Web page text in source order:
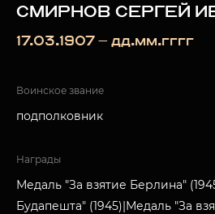
СМИРНОВ СЕРГЕЙ
17.03.1907 — дд.мм.гггг
Воинское звание
подполковник
Награды
Медаль "За взятие Берлина"
Будапешта" (1945)|Медаль "За